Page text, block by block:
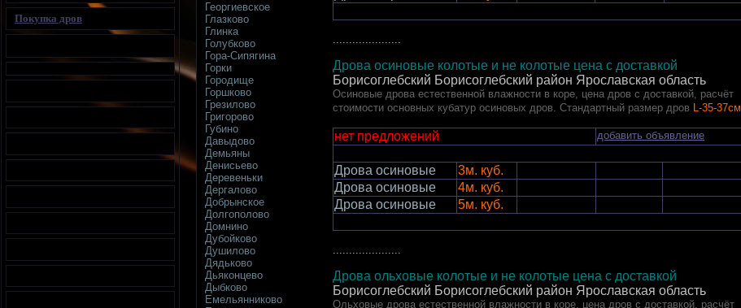
Георгиевское
Глазково
Глинка
Голубково
Гора-Сипягина
Горки
Городище
Горшково
Грезилово
Григорово
Губино
Давыдово
Демьяны
Денисьево
Деревеньки
Дергалово
Добрынское
Долгополово
Домнино
Дубойково
Душилово
Дядьково
Дьяконцево
Дыбково
Емельянниково
Дрова осиновые колотые и не колотые цена с доставкой
Борисоглебский Борисоглебский район Ярославская область
Осиновые дрова естественной влажности в коре, цена дров с доставкой, расчёт
стоимости основных кубатур осиновых дров. Стандартный размер дров L-35-37см.
нет предложений добавить объявление
Дрова осиновые
3м. куб.
Дрова осиновые
4м. куб.
Дрова осиновые
5м. куб.
Дрова ольховые колотые и не колотые цена с доставкой
Борисоглебский Борисоглебский район Ярославская область
Ольховые дрова естественной влажности в коре, цена дров с доставкой, расчёт
Покупка дров